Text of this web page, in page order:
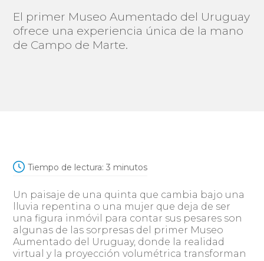
El primer Museo Aumentado del Uruguay
ofrece una experiencia única de la mano
de Campo de Marte.
Tiempo de lectura: 3 minutos
Un paisaje de una quinta que cambia bajo una
lluvia repentina o una mujer que deja de ser
una figura inmóvil para contar sus pesares son
algunas de las sorpresas del primer Museo
Aumentado del Uruguay, donde la realidad
virtual y la proyección volumétrica transforman